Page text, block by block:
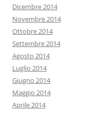
Dicembre 2014
Novembre 2014
Ottobre 2014
Settembre 2014
Agosto 2014
Luglio 2014
Giugno 2014
Maggio 2014
Aprile 2014